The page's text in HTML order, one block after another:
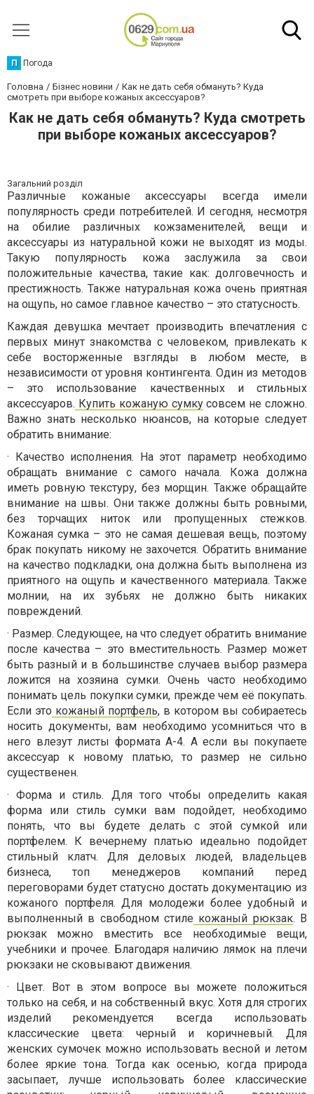
П Погода
Головна Бізнес новини
Как не дать себя обмануть? Куда
смотреть при выборе кожаных аксессуаров?
Как не дать себя обмануть? Куда смотреть
при выборе кожаных аксессуаров?
Загальний розділ
Различные кожаные аксессуары всегда имели
популярность среди потребителей. И сегодня, несмотря
на обилие различных кожзаменителей, вещи и
аксессуары из натуральной кожи не выходят из моды.
Такую популярность кожа заслужила за свои
положительные качества, такие как: долговечность и
престижность. Также натуральная кожа очень приятная
на ощупь, но самое главное качество – это статусность.
Каждая девушка мечтает производить впечатления с
первых минут знакомства с человеком, привлекать к
себе восторженные взгляды в любом месте, в
независимости от уровня контингента. Один из методов
– это использование качественных и стильных
аксессуаров. Купить кожаную сумкусовсем не сложно.
Важно знать несколько нюансов, на которые следует
обратить внимание:
· Качество исполнения. На этот параметр необходимо
обращать внимание с самого начала. Кожа должна
иметь ровную текстуру, без морщин. Также обращайте
внимание на швы. Они также должны быть ровными,
без торчащих ниток или пропущенных стежков.
Кожаная сумка – это не самая дешевая вещь, поэтому
брак покупать никому не захочется. Обратить внимание
на качество подкладки, она должна быть выполнена из
приятного на ощупь и качественного материала. Также
молнии, на их зубьях не должно быть никаких
повреждений.
· Размер. Следующее, на что следует обратить внимание
после качества – это вместительность. Размер может
быть разный и в большинстве случаев выбор размера
ложится на хозяина сумки. Очень часто необходимо
понимать цель покупки сумки, прежде чем её покупать.
Если это кожаный портфель, в котором вы собираетесь
носить документы, вам необходимо усомниться что в
него влезут листы формата А-4. А если вы покупаете
аксессуар к новому платью, то размер не сильно
существенен.
· Форма и стиль. Для того чтобы определить какая
форма или стиль сумки вам подойдет, необходимо
понять, что вы будете делать с этой сумкой или
портфелем. К вечернему платью идеально подойдет
стильный клатч. Для деловых людей, владельцев
бизнеса, топ менеджеров компаний перед
переговорами будет статусно достать документацию из
кожаного портфеля. Для молодежи более удобный и
выполненный в свободном стиле кожаный рюкзак. В
рюкзак можно вместить все необходимые вещи,
учебники и прочее. Благодаря наличию лямок на плечи
рюкзаки не сковывают движения.
· Цвет. Вот в этом вопросе вы можете положиться
только на себя, и на собственный вкус. Хотя для строгих
изделий рекомендуется всегда использовать
классические цвета: черный и коричневый. Для
женских сумочек можно использовать весной и летом
более яркие тона. Тогда как осенью, когда природа
засыпает, лучше использовать более классические